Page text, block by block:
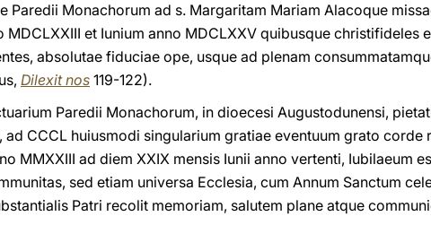
Paredii Monachorum ad s. Margaritam Mariam Alacoque
MDCLXXIII et Iunium anno MDCLXXV quibusque christifideles
absolutae fiduciae ope, usque ad plenam
Dilexit nos 119-122).
Paredii Monachorum, in dioecesi Augustodunensi,
CCCL huiusmodi singularium gratiae eventuum grato corde
MMXXIII ad diem XXIX mensis Iunii anno vertenti, Iubilaeum
sed etiam universa Ecclesia, cum Annum Sanctum
Patri recolit memoriam, salutem plane atque